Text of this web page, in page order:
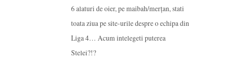
6 alaturi de oier, pe maibah/merțan, stati
toata ziua pe site-urile despre o echipa din
Liga 4… Acum intelegeti puterea
Stelei?!?